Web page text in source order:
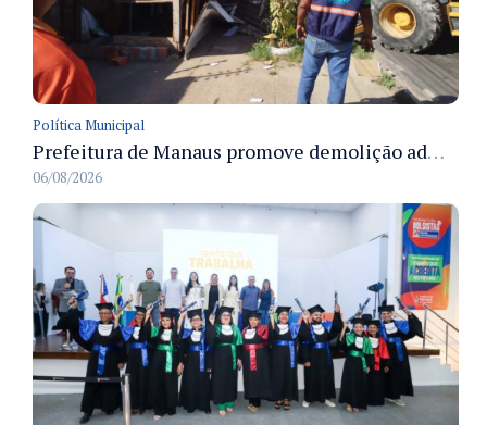
Política Municipal
Prefeitura de Manaus promove demolição administrativa de cinco estruturas que ocupavam calçada pública
06/08/2026